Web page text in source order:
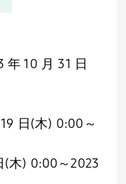
年 10 月 31 日
日(木) 0:00～
(木) 0:00～2023